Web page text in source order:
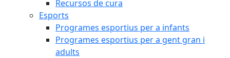
Recursos de cura
Esports
Programes esportius per a infants
Programes esportius per a gent gran i
adults